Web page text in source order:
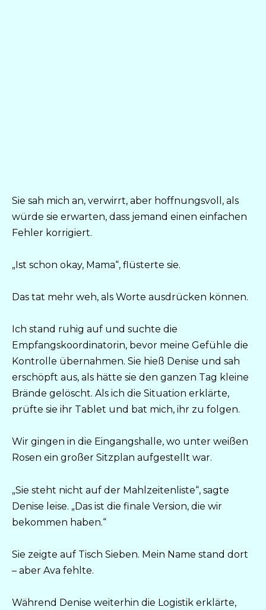
Sie sah mich an, verwirrt, aber hoffnungsvoll, als
würde sie erwarten, dass jemand einen einfachen
Fehler korrigiert.
„Ist schon okay, Mama“, flüsterte sie.
Das tat mehr weh, als Worte ausdrücken können.
Ich stand ruhig auf und suchte die
Empfangskoordinatorin, bevor meine Gefühle die
Kontrolle übernahmen. Sie hieß Denise und sah
erschöpft aus, als hätte sie den ganzen Tag kleine
Brände gelöscht. Als ich die Situation erklärte,
prüfte sie ihr Tablet und bat mich, ihr zu folgen.
Wir gingen in die Eingangshalle, wo unter weißen
Rosen ein großer Sitzplan aufgestellt war.
„Sie steht nicht auf der Mahlzeitenliste“, sagte
Denise leise. „Das ist die finale Version, die wir
bekommen haben.“
Sie zeigte auf Tisch Sieben. Mein Name stand dort
– aber Ava fehlte.
Während Denise weiterhin die Logistik erklärte,